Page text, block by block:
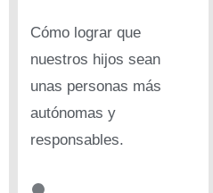
Cómo lograr que
nuestros hijos sean
unas personas más
autónomas y
responsables.